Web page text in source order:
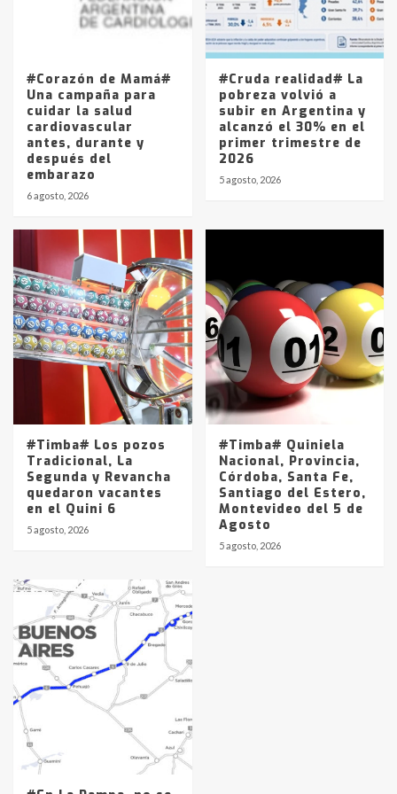
Los precios de los combustibles en
La Pampa, desde YPF hasta Axion
entre 857 a 1338 pesos
#Corazón de Mamá#
Una campaña para
cuidar la salud
cardiovascular
antes, durante y
después del
embarazo
6 agosto, 2026
#Cruda realidad# La
pobreza volvió a
subir en Argentina y
alcanzó el 30% en el
primer trimestre de
2026
5 agosto, 2026
#Timba# Los pozos
Tradicional, La
Segunda y Revancha
quedaron vacantes
en el Quini 6
5 agosto, 2026
#Timba# Quiniela
Nacional, Provincia,
Córdoba, Santa Fe,
Santiago del Estero,
Montevideo del 5 de
Agosto
5 agosto, 2026